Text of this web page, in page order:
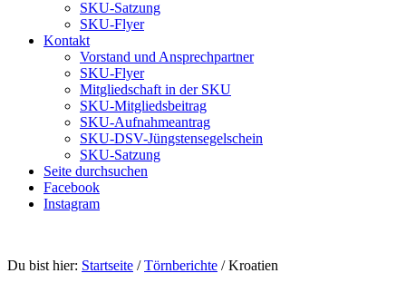
SKU-Satzung
SKU-Flyer
Kontakt
Vorstand und Ansprechpartner
SKU-Flyer
Mitgliedschaft in der SKU
SKU-Mitgliedsbeitrag
SKU-Aufnahmeantrag
SKU-DSV-Jüngstensegelschein
SKU-Satzung
Seite durchsuchen
Facebook
Instagram
Du bist hier: Startseite /Törnberichte /Kroatien